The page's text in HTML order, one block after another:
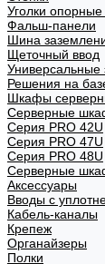
Уголки
Фальш-панели
Шина
Щеточный ввод
Универсальные
Решения на
Шкафы
Серверные
Серия PRO 42U
Серия PRO 47U
Серия PRO 48U
Серверные
Аксессуары
Вводы с
Кабель-каналы
Крепеж
Органайзеры
Полки